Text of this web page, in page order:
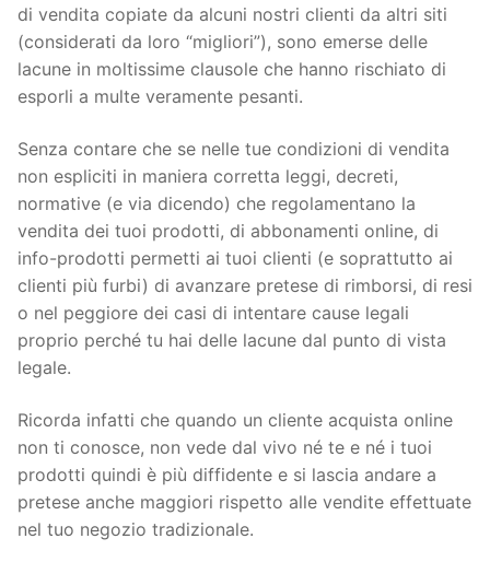
di vendita copiate da alcuni nostri clienti da altri siti
(considerati da loro “migliori”), sono emerse delle
lacune in moltissime clausole che hanno rischiato di
esporli a multe veramente pesanti.
Senza contare che se nelle tue condizioni di vendita
non espliciti in maniera corretta leggi, decreti,
normative (e via dicendo) che regolamentano la
vendita dei tuoi prodotti, di abbonamenti online, di
info-prodotti permetti ai tuoi clienti (e soprattutto ai
clienti più furbi) di avanzare pretese di rimborsi, di resi
o nel peggiore dei casi di intentare cause legali
proprio perché tu hai delle lacune dal punto di vista
legale.
Ricorda infatti che quando un cliente acquista online
non ti conosce, non vede dal vivo né te e né i tuoi
prodotti quindi è più diffidente e si lascia andare a
pretese anche maggiori rispetto alle vendite effettuate
nel tuo negozio tradizionale.